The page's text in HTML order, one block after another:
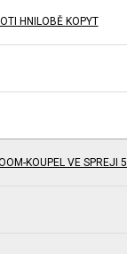
HNILOBĚ KOPYT
KOUPEL VE SPREJI